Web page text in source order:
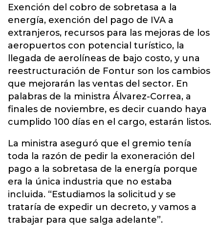
Exención del cobro de sobretasa a la
energía, exención del pago de IVA a
extranjeros, recursos para las mejoras de los
aeropuertos con potencial turístico, la
llegada de aerolíneas de bajo costo, y una
reestructuración de Fontur son los cambios
que mejorarán las ventas del sector. En
palabras de la ministra Álvarez-Correa, a
finales de noviembre, es decir cuando haya
cumplido 100 días en el cargo, estarán listos.
La ministra aseguró que el gremio tenía
toda la razón de pedir la exoneración del
pago a la sobretasa de la energía porque
era la única industria que no estaba
incluida. “Estudiamos la solicitud y se
trataría de expedir un decreto, y vamos a
trabajar para que salga adelante”.